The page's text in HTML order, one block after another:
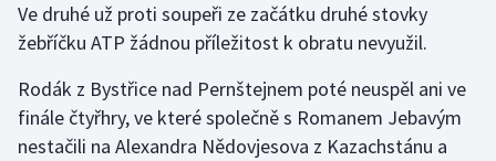
Lezení
Lyže a snowboard
Moderní pětiboj
Ve druhé už proti soupeři ze začátku druhé stovky
žebříčku ATP žádnou příležitost k obratu nevyužil.
Rodák z Bystřice nad Pernštejnem poté neuspěl ani ve
finále čtyřhry, ve které společně s Romanem Jebavým
nestačili na Alexandra Nědovjesova z Kazachstánu a